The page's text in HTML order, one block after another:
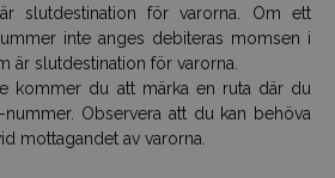
slutdestination för varorna. Om ett
inte anges debiteras momsen i
är slutdestination för varorna.
kommer du att märka en ruta där du
nummer. Observera att du kan behöva
mottagandet av varorna.